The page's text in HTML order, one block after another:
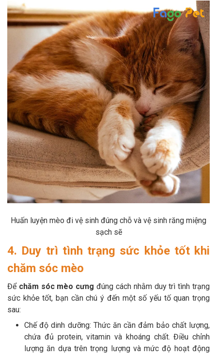
Huấn luyện mèo đi vệ sinh đúng chỗ và vệ sinh răng miệng
sạch sẽ
4. Duy trì tình trạng sức khỏe tốt khi
chăm sóc mèo
Để chăm sóc mèo cưng đúng cách nhằm duy trì tình trạng
sức khỏe tốt, bạn cần chú ý đến một số yếu tố quan trọng
sau:
Chế độ dinh dưỡng: Thức ăn cần đảm bảo chất lượng,
chứa đủ protein, vitamin và khoáng chất. Điều chỉnh
lượng ăn dựa trên trọng lượng và mức độ hoạt động